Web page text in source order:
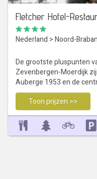
Fletcher Hotel-
Nederland >Noord-
De grootste pluspunten
Zevenbergen-Moerdijk
Auberge 1953 en de
Toon prijzen >>